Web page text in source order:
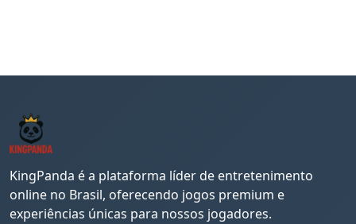
KingPanda é a plataforma líder de entretenimento
online no Brasil, oferecendo jogos premium e
experiências únicas para nossos jogadores.